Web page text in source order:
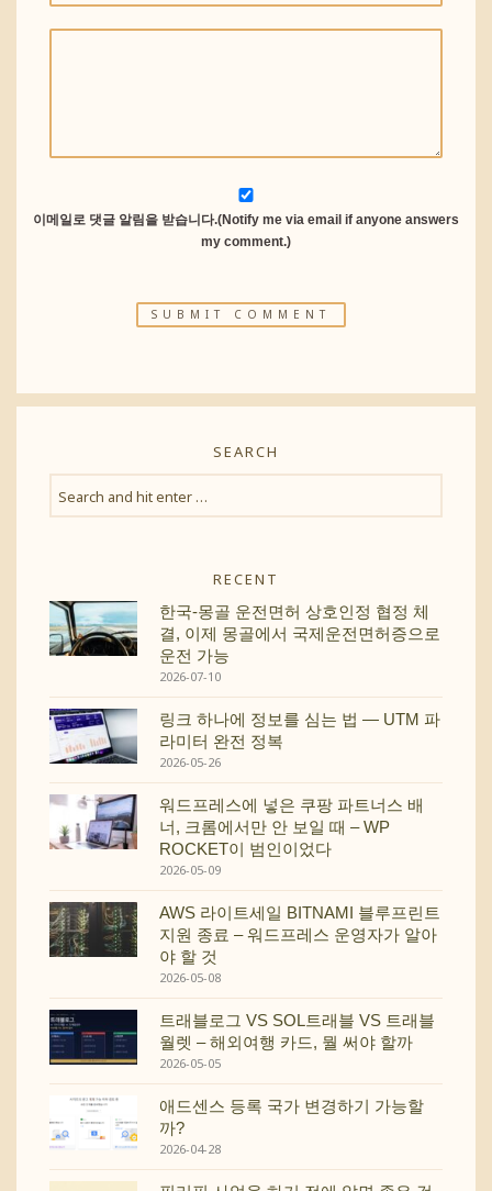
이메일로 댓글 알림을 받습니다.(Notify me via email if anyone answers
my comment.)
SEARCH
RECENT
한국-몽골 운전면허 상호인정 협정 체
결, 이제 몽골에서 국제운전면허증으로
운전 가능
2026-07-10
링크 하나에 정보를 심는 법 — UTM 파
라미터 완전 정복
2026-05-26
워드프레스에 넣은 쿠팡 파트너스 배
너, 크롬에서만 안 보일 때 – WP
ROCKET이 범인이었다
2026-05-09
AWS 라이트세일 BITNAMI 블루프린트
지원 종료 – 워드프레스 운영자가 알아
야 할 것
2026-05-08
트래블로그 VS SOL트래블 VS 트래블
월렛 – 해외여행 카드, 뭘 써야 할까
2026-05-05
애드센스 등록 국가 변경하기 가능할
까?
2026-04-28